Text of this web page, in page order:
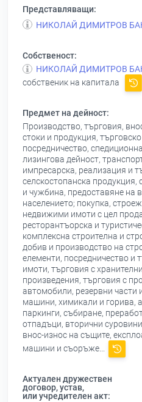
Представляващи:
НИКОЛАЙ ДИМИТРОВ
Собственост:
НИКОЛАЙ ДИМИТРОВ
собственик на капитала
Предмет на дейност:
Производство, търговия,
стоки и продукция,
посредничество,
лизингова дейност,
импресарска, реализация и
селскостопанска продукция,
и чужбина, предоставяне на
населението; покупка,
недвижими имоти с цел
ресторантъорска и
комплексна строителна и
добив и производство на
елементи, посредничество и
имоти, търговия с
произведения, търговия с
автомобили, резервни части
машини, химикали и горива,
паркинги, събиране,
отпадъци, вторични
внос-износ на същите,
машини и съоръже...
Актуален дружествен
договор, устав,
или учредителен акт: